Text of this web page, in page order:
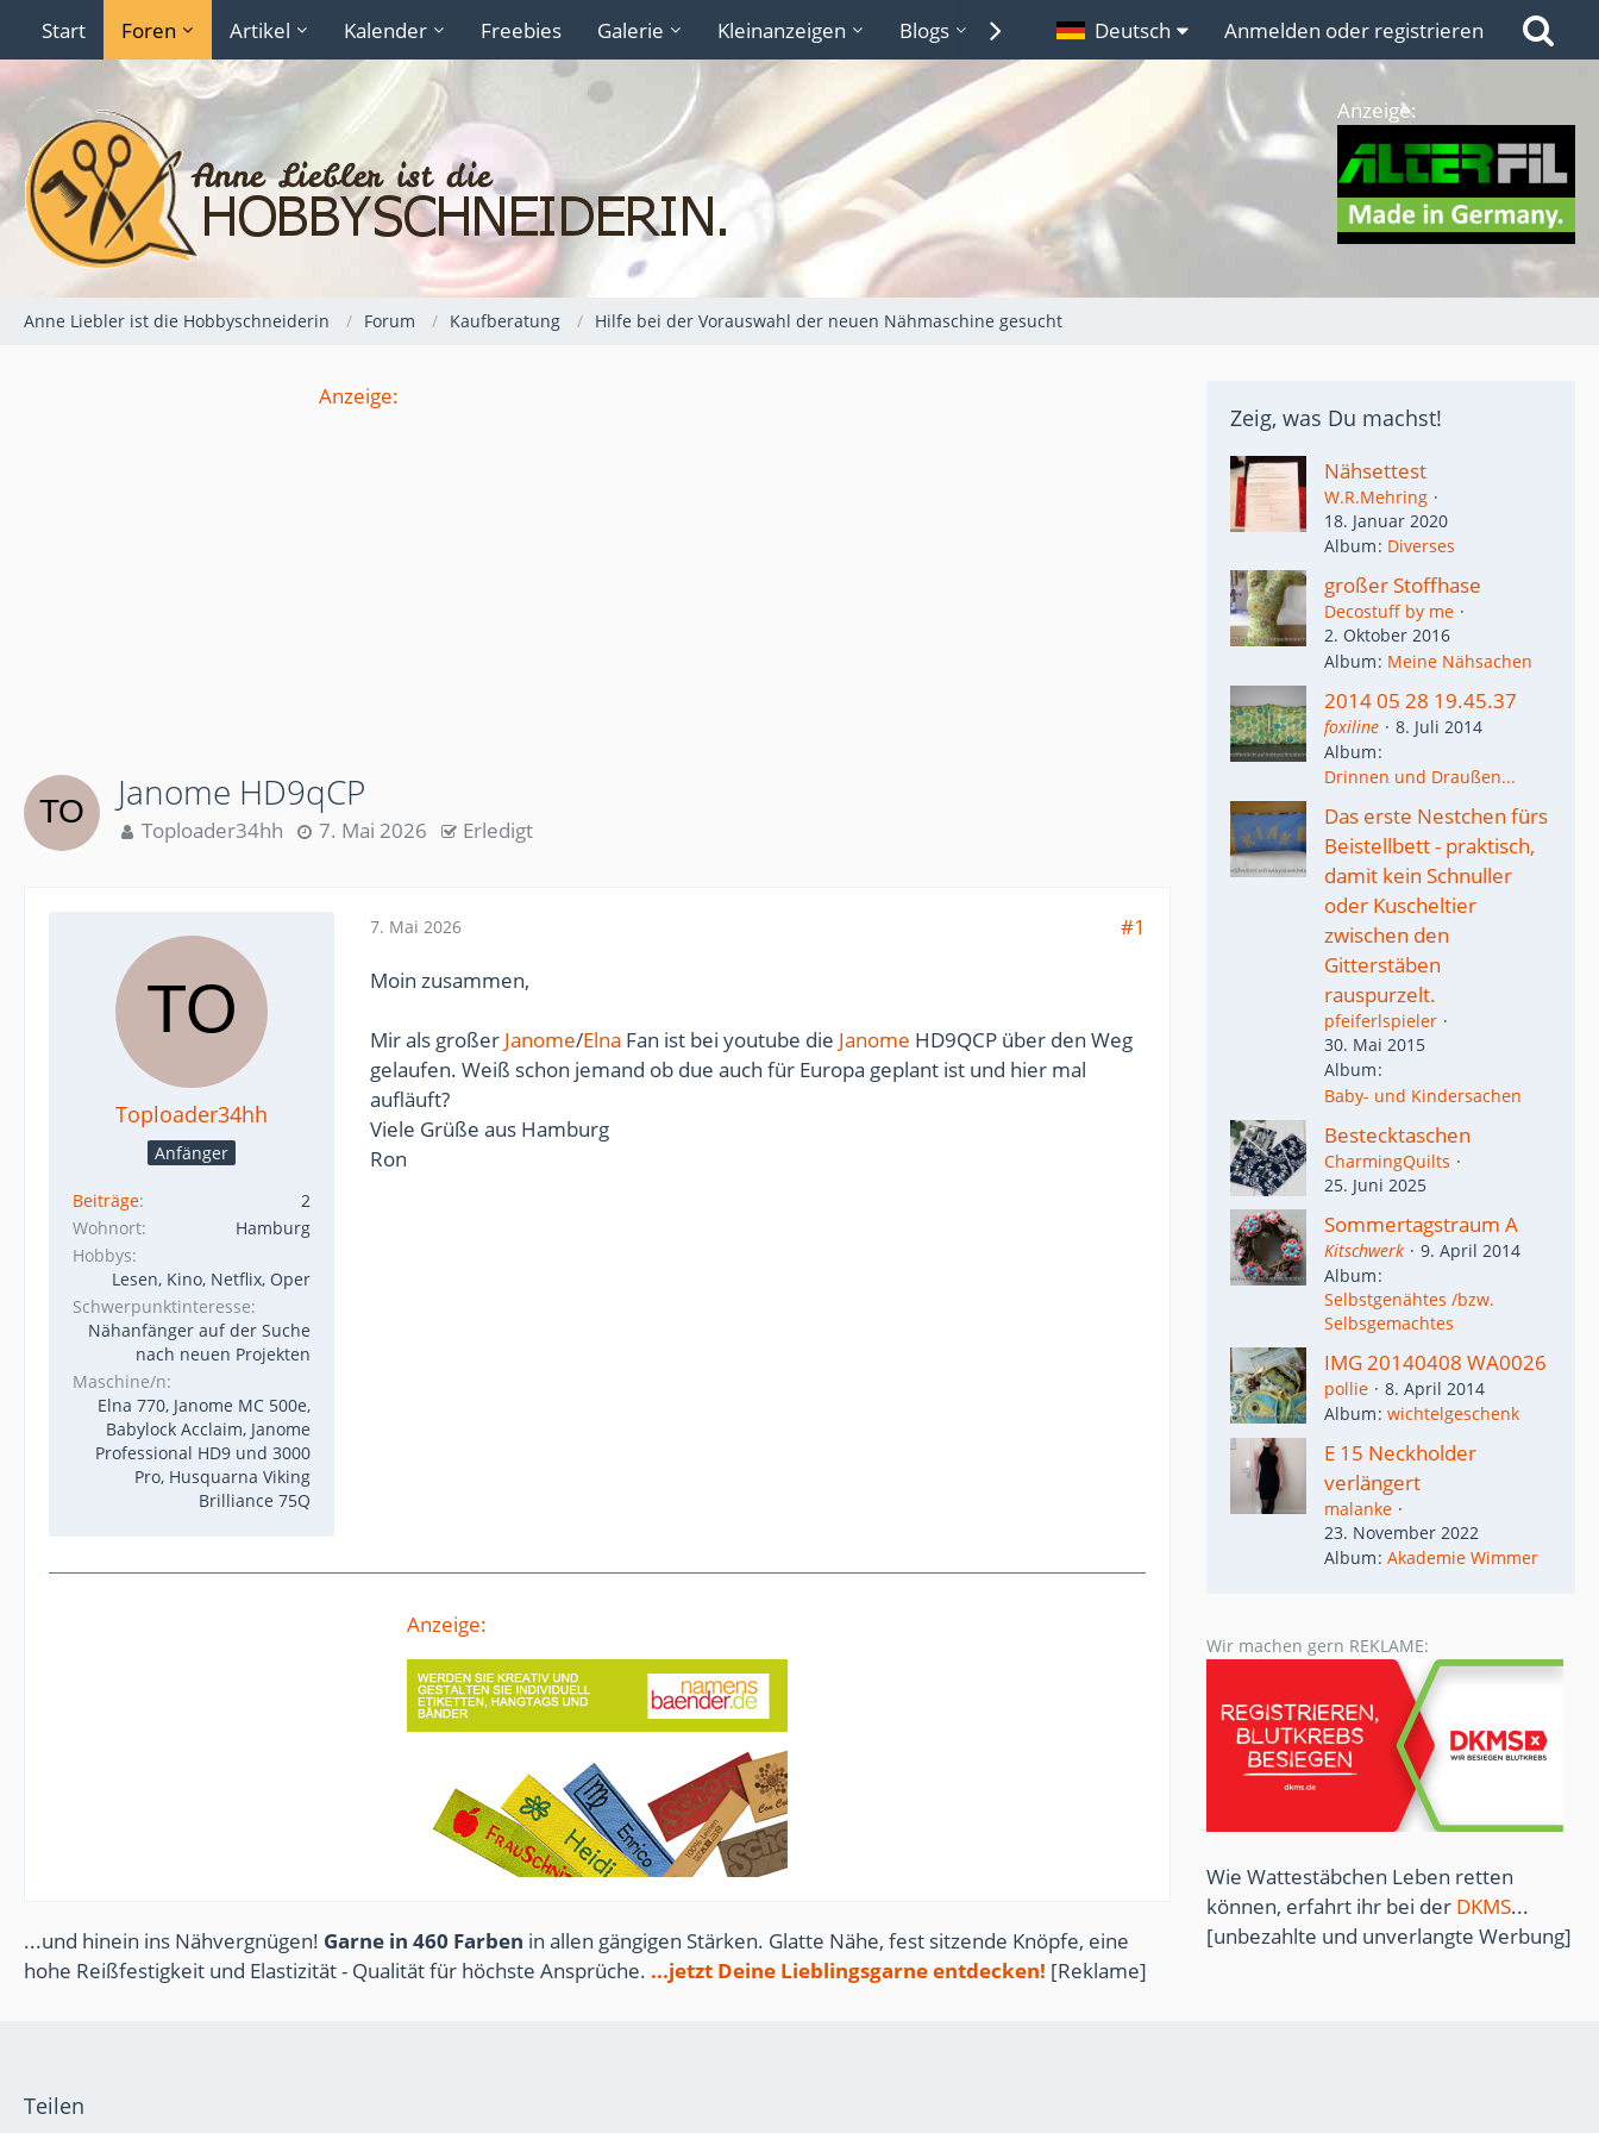
Start Foren Artikel Kalender Freebies Galerie Kleinanzeigen Blogs Lexikon Links
Deutsch Anmelden oder registrieren
Anzeige:
Anne Liebler ist die Hobbyschneiderin Forum Kaufberatung Hilfe bei der Vorauswahl der neuen Nähmaschine gesucht
Anzeige:
Janome HD9qCP
Toploader34hh 7. Mai 2026 Erledigt
Toploader34hh
Anfänger
Beiträge
2
Wohnort
Hamburg
Hobbys
Lesen, Kino, Netflix, Oper
Schwerpunktinteresse
Nähanfänger auf der Suche
nach neuen Projekten
Maschine/n
Elna 770, Janome MC 500e,
Babylock Acclaim, Janome
Professional HD9 und 3000
Pro, Husquarna Viking
Brilliance 75Q
7. Mai 2026
#1
Moin zusammen,
Mir als großer Janome/Elna Fan ist bei youtube die Janome HD9QCP über den Weg
gelaufen. Weiß schon jemand ob due auch für Europa geplant ist und hier mal
aufläuft?
Viele Grüße aus Hamburg
Ron
Anzeige:
...und hinein ins Nähvergnügen! Garne in 460 Farben in allen gängigen Stärken. Glatte Nähe, fest sitzende Knöpfe, eine
hohe Reißfestigkeit und Elastizität - Qualität für höchste Ansprüche. ...jetzt Deine Lieblingsgarne entdecken! [Reklame]
Zeig, was Du machst!
Nähsettest
W.R.Mehring
18. Januar 2020
Album Diverses
großer Stoffhase
Decostuff by me
2. Oktober 2016
Album Meine Nähsachen
2014 05 28 19.45.37
foxiline
8. Juli 2014
Album
Drinnen und Draußen...
Das erste Nestchen fürs
Beistellbett - praktisch,
damit kein Schnuller
oder Kuscheltier
zwischen den
Gitterstäben
rauspurzelt.
pfeiferlspieler
30. Mai 2015
Album
Baby- und Kindersachen
Bestecktaschen
CharmingQuilts
25. Juni 2025
Sommertagstraum A
Kitschwerk
9. April 2014
Album
Selbstgenähtes /bzw.
Selbsgemachtes
IMG 20140408 WA0026
pollie
8. April 2014
Album wichtelgeschenk
E 15 Neckholder
verlängert
malanke
23. November 2022
Album Akademie Wimmer
Wir machen gern REKLAME:
Wie Wattestäbchen Leben retten
können, erfahrt ihr bei der DKMS...
[unbezahlte und unverlangte Werbung]
Teilen